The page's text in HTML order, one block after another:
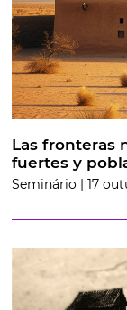
Las fronteras
fuertes y
Seminário | 17